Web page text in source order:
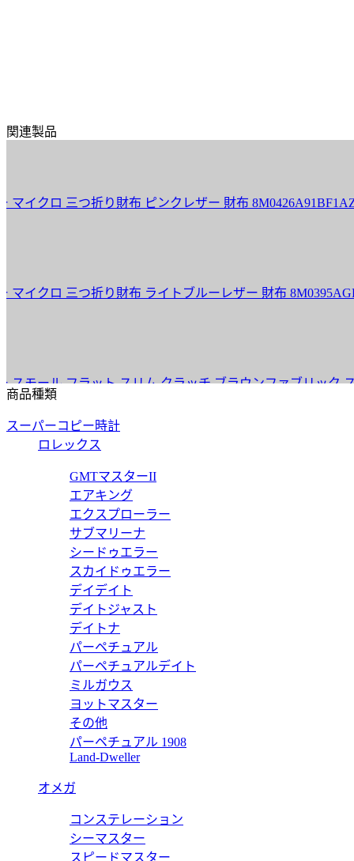
関連製品
クロ 三つ折り財布 ピンクレザー 財布 8M0426A91BF1AZL
クロ 三つ折り財布 ライトブルーレザー 財布
ール フラット スリム クラッチ ブラウンファブリック スリ
ット スリム クラッチ ブラウンファブリック スリム クラッ
クロ 三つ折り財布 ライトブルーレザー 財布
チネンタル財布 ライトブルーレザー 財布
チネンタル財布 イエローレザー 財布 8M0251AHNIF1EEV
ネンタル財布 ブラックレザー 財布 8M0427A91BF11IE
商品種類
スーパーコピー時計
ロレックス
GMTマスターII
エアキング
エクスプローラー
サブマリーナ
シードゥエラー
スカイドゥエラー
デイデイト
デイトジャスト
デイトナ
パーペチュアル
パーペチュアルデイト
ミルガウス
ヨットマスター
その他
パーペチュアル 1908
Land-Dweller
オメガ
コンステレーション
シーマスター
スピードマスター